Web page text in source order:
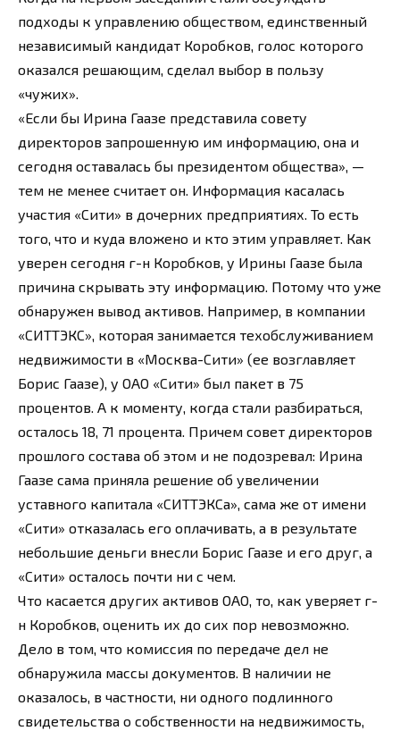
подходы к управлению обществом, единственный
независимый кандидат Коробков, голос которого
оказался решающим, сделал выбор в пользу
«чужих».
«Если бы Ирина Гаазе представила совету
директоров запрошенную им информацию, она и
сегодня оставалась бы президентом общества», —
тем не менее считает он. Информация касалась
участия «Сити» в дочерних предприятиях. То есть
того, что и куда вложено и кто этим управляет. Как
уверен сегодня г-н Коробков, у Ирины Гаазе была
причина скрывать эту информацию. Потому что уже
обнаружен вывод активов. Например, в компании
«СИТТЭКС», которая занимается техобслуживанием
недвижимости в «Москва-Сити» (ее возглавляет
Борис Гаазе), у ОАО «Сити» был пакет в 75
процентов. А к моменту, когда стали разбираться,
осталось 18, 71 процента. Причем совет директоров
прошлого состава об этом и не подозревал: Ирина
Гаазе сама приняла решение об увеличении
уставного капитала «СИТТЭКСа», сама же от имени
«Сити» отказалась его оплачивать, а в результате
небольшие деньги внесли Борис Гаазе и его друг, а
«Сити» осталось почти ни с чем.
Что касается других активов ОАО, то, как уверяет г-
н Коробков, оценить их до сих пор невозможно.
Дело в том, что комиссия по передаче дел не
обнаружила массы документов. В наличии не
оказалось, в частности, ни одного подлинного
свидетельства о собственности на недвижимость,